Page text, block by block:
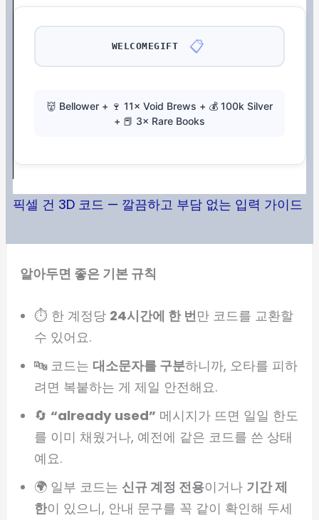
WELCOMEGIFT 📋
👹 Bellower + 🍷 11× Void Brews + 💰 100k Silver
+ 📕 3× Rare Books
픽셀 건 3D 코드 — 깔끔하고 부담 없는 입력 가이드
알아두면 좋은 기본 규칙
⏱️ 한 계정당 24시간에 한 번만 코드를 교환할
수 있어요.
🔤 코드는 대소문자를 구분하니까, 오타를 피하
려면 복붙하는 게 제일 안전해요.
🔄 “already used” 메시지가 뜨면 일일 한도
를 이미 채웠거나, 예전에 같은 코드를 쓴 상태
예요.
🌍 일부 코드는 신규 계정 전용이거나 기간 제
한이 있으니, 안내 문구를 꼭 같이 확인해 두세